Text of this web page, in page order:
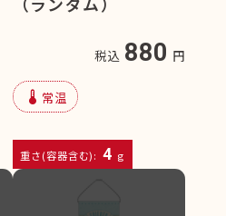
税込 880 円
device_thermostat 常温
重さ(容器含む): 4 g